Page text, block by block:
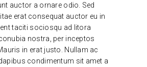
auctor a ornare odio. Sed
erat consequat auctor eu in
taciti sociosqu ad litora
nostra, per inceptos
in erat justo. Nullam ac
condimentum sit amet a